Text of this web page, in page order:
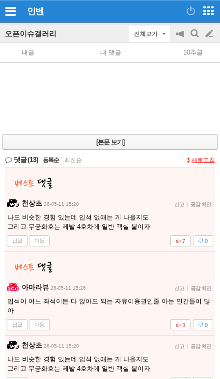
인벤
오픈이슈갤러리 전체보기
공
지
on/off
검
색
글
쓰
내글 내 댓글 10추글
[본문 보기]
댓글(13) 등록순 최신순 새로고침
천상초 26-05-11 15:20 신고 | 공감 확인
나도 비슷한 경험 있는데 입석 없애는 게 나을지도
그리고 무궁화호는 제발 4호차에 일반 객실 붙이자
답글 이동 0
7
아마라뷰 26-05-11 15:26 신고 | 공감 확인
입석이 어느 좌석이든 다 앉아도 되는 자유이용권인줄 아는 인간들이 많
아
답글 이동 0
3
천상초 26-05-11 15:20 신고 | 공감 확인
나도 비슷한 경험 있는데 입석 없애는 게 나을지도
그리고 무궁화호는 제발 4호차에 일반 객실 붙이자